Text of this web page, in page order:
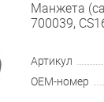
Манжета
700039,
Артикул
OEM-номер